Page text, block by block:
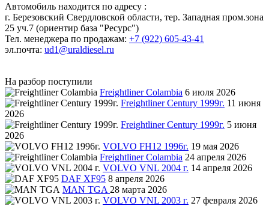
Автомобиль находится по адресу :
г. Березовский Свердловской области, тер. Западная пром.зона
25 уч.7 (ориентир база "Ресурс")
Тел. менеджера по продажам: +7 (922) 605-43-41
эл.почта: ud1@uraldiesel.ru
На разбор поступили
Freightliner Colambia 6 июля 2026
Freightliner Century 1999г. 11 июня
2026
Freightliner Century 1999г. 5 июня
2026
VOLVO FH12 1996г. 19 мая 2026
Freightliner Colambia 24 апреля 2026
VOLVO VNL 2004 г. 14 апреля 2026
DAF XF95 8 апреля 2026
MAN TGA 28 марта 2026
VOLVO VNL 2003 г. 27 февраля 2026